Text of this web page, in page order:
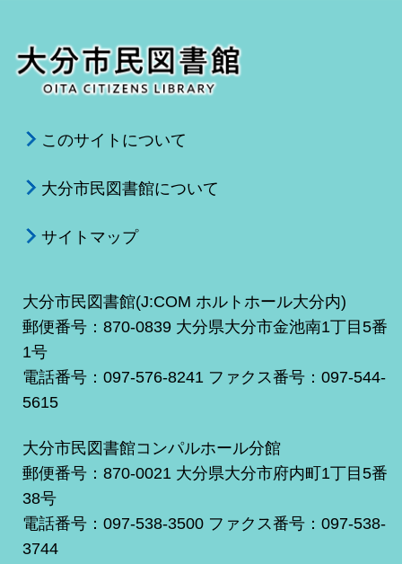
このサイトについて
大分市民図書館について
サイトマップ
大分市民図書館(J:COM ホルトホール大分内)
郵便番号：870-0839 大分県大分市金池南1丁目5番
1号
電話番号：097-576-8241 ファクス番号：097-544-
5615
大分市民図書館コンパルホール分館
郵便番号：870-0021 大分県大分市府内町1丁目5番
38号
電話番号：097-538-3500 ファクス番号：097-538-
3744